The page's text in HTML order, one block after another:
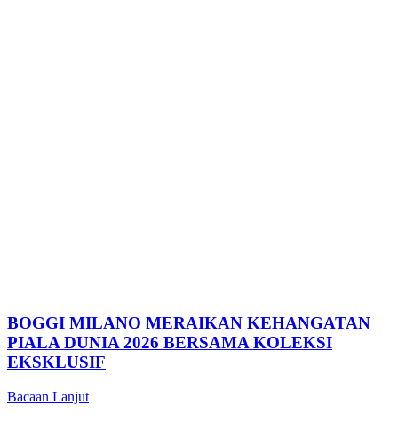
BOGGI MILANO MERAIKAN KEHANGATAN
PIALA DUNIA 2026 BERSAMA KOLEKSI
EKSKLUSIF
Bacaan Lanjut